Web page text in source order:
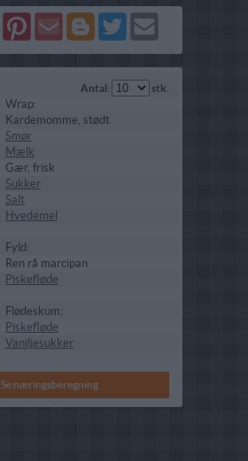
Del
på
Send
via
Del
på
Del
på
Send
Antal: stk.
Wrap:
Kardemomme, stødt
Smør
Mælk
Gær, frisk
Sukker
Salt
Hvedemel
Fyld:
Ren rå marcipan
Piskefløde
Flødeskum:
Piskefløde
Vaniljesukker
Se næringsberegning